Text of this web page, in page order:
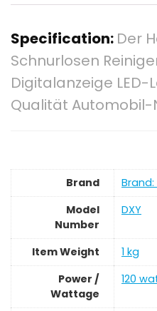
Specification: Der
Schnurlosen
Digitalanzeige LED-
Qualität Automobil-
Brand
Brand:
Model
Number
‎DXY
Item Weight
‎1 kg
Power /
Wattage
‎120